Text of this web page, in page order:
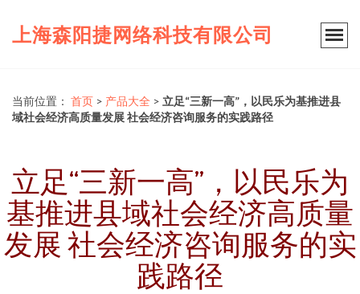
上海森阳捷网络科技有限公司
当前位置： 首页 > 产品大全 > 立足“三新一高”，以民乐为基推进县
域社会经济高质量发展 社会经济咨询服务的实践路径
立足“三新一高”，以民乐为
基推进县域社会经济高质量
发展 社会经济咨询服务的实
践路径